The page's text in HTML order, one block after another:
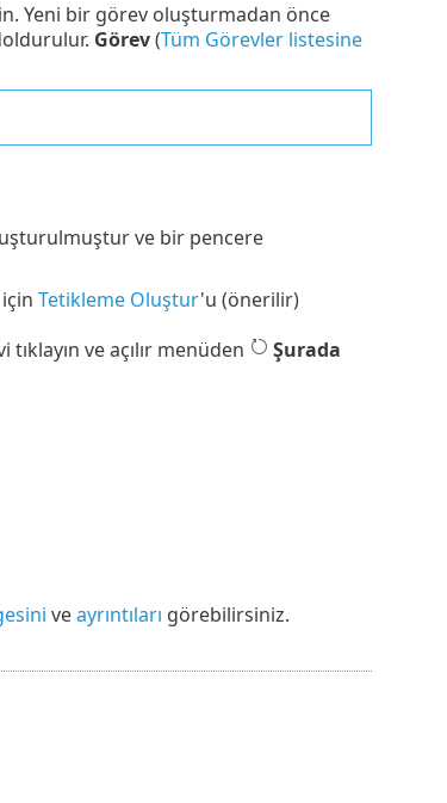
Yeni bir görev oluşturmadan önce
Görev(Tüm Görevler listesine
ve bir pencere
Tetikleme Oluştur'u (önerilir)
ve açılır menüden
Şurada
veayrıntıları görebilirsiniz.